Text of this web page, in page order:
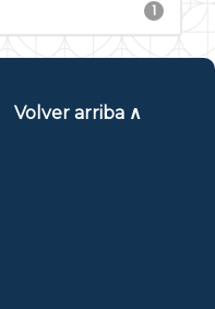
1
Volver arriba ∧